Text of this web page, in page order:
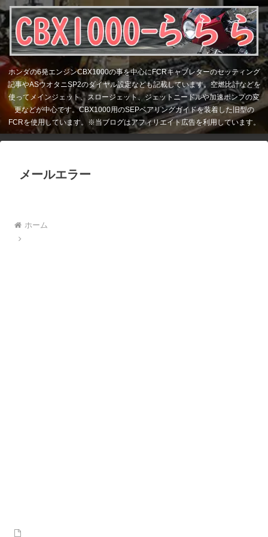
ホンダの6発エンジンCBX1000の事を中心にFCRキャブレターのセッティング
記事やASウオタニSP2のダイヤル設定なども記載しています。空燃比計などを
使ってメインジェット、スロージェット、ジェットニードルや加速ポンプの変
更などが中心です。CBX1000用のSEPベアリングガイドを装着した旧型の
FCRを使用しています。※当ブログはアフィリエイト広告を利用しています。
メールエラー
ホーム